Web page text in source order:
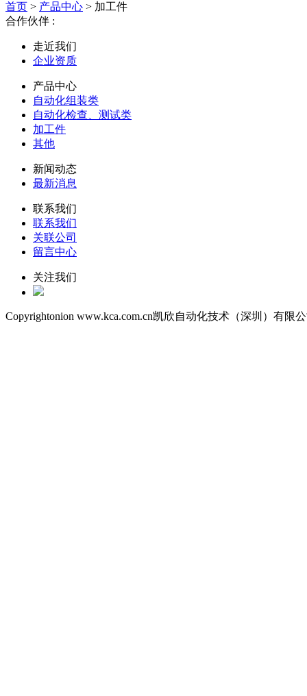
首页 > 产品中心 > 加工件
合作伙伴 :
走近我们
企业资质
产品中心
自动化组装类
自动化检查、测试类
加工件
其他
新闻动态
最新消息
联系我们
联系我们
关联公司
留言中心
关注我们
Copyrightonion www.kca.com.cn凯欣自动化技术（深圳）有限